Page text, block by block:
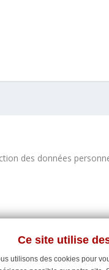
Ce site utilise
utilisons des cookies pour
des données